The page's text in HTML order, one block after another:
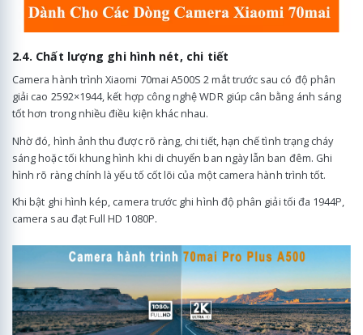
2.4. Chất lượng ghi hình nét, chi tiết
Camera hành trình Xiaomi 70mai A500S 2 mắt trước sau có độ phân
giải cao 2592×1944, kết hợp công nghệ WDR giúp cân bằng ánh sáng
tốt hơn trong nhiều điều kiện khác nhau.
Nhờ đó, hình ảnh thu được rõ ràng, chi tiết, hạn chế tình trạng cháy
sáng hoặc tối khung hình khi di chuyển ban ngày lẫn ban đêm. Ghi
hình rõ ràng chính là yếu tố cốt lõi của một camera hành trình tốt.
Khi bật ghi hình kép, camera trước ghi hình độ phân giải tối đa 1944P,
camera sau đạt Full HD 1080P.